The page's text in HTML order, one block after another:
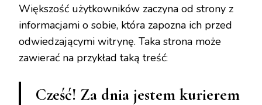
Większość użytkowników zaczyna od strony z
informacjami o sobie, która zapozna ich przed
odwiedzającymi witrynę. Taka strona może
zawierać na przykład taką treść:
Cześć! Za dnia jestem kurierem